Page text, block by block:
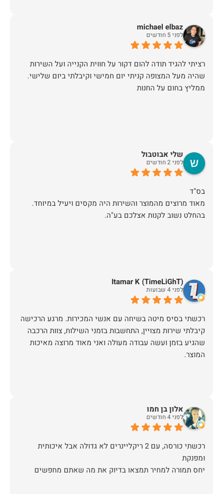
michael elbaz
לפני 5 חודשים
רציתי להגיד תודה להום דקור על חווית הקנייה ועל השירות
שהיה מעל המצופה קניתי יום חמישי וקיבלתי ביום שלישי.
ממליץ בחום על החנות
שלי אבוטבול
לפני 2 חודשים
מאוד מרוצים מהמוצר והשירות היה מקסים ויעיל במיוחד.
בהחלט נשוב לקנות אצלכם בע"ה.
Itamar K (TimeLiGhT)
לפני 4 שבועות
רכשתי בסיס מיטה בשיחה עם אנשי המכירות. מרגע הרכישה
קיבלתי שירות מצויין, התחשבות בזמני השילוח, צוות הרכבה
שהגיע בזמן ועשה עבודה מעולה ואני מאוד מרוצה מאיכות
המוצר.
אלון בן חמו
לפני 4 חודשים
רכשתי כורסה, עם 2 ריקליינרים לא גדולה אבל איכותית
יחס תמורה למחיר תמצאו בדיוק את מה שאתם מחפשים